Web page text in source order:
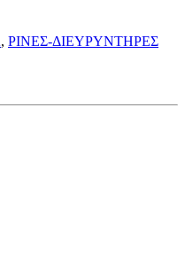
, ΡΙΝΕΣ-ΔΙΕΥΡΥΝΤΗΡΕΣ